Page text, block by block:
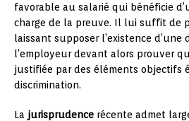
favorable au salarié qui bénéficie
charge de la preuve. Il lui suffit de
laissant supposer l’existence d’une
l’employeur devant alors prouver
justifiée par des éléments objectifs
discrimination.
La jurisprudence récente admet